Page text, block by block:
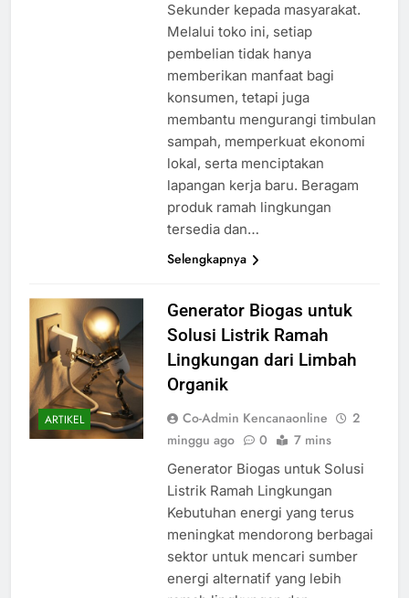
Sekunder kepada masyarakat.
Melalui toko ini, setiap
pembelian tidak hanya
memberikan manfaat bagi
konsumen, tetapi juga
membantu mengurangi timbulan
sampah, memperkuat ekonomi
lokal, serta menciptakan
lapangan kerja baru. Beragam
produk ramah lingkungan
tersedia dan…
Selengkapnya
ARTIKEL
Generator Biogas untuk
Solusi Listrik Ramah
Lingkungan dari Limbah
Organik
Co-Admin Kencanaonline
2
minggu ago
0 7 mins
Generator Biogas untuk Solusi
Listrik Ramah Lingkungan
Kebutuhan energi yang terus
meningkat mendorong berbagai
sektor untuk mencari sumber
energi alternatif yang lebih